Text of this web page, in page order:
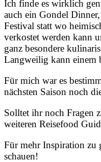
Ich finde es wirklich
auch ein Gondel
Festival statt wo
verkostet werden kann
ganz besondere
Langweilig kann einem
Für mich war es
nächsten Saison noch
Solltet ihr noch Fragen
weiteren Reisefood
Für mehr Inspiration zu
schauen!